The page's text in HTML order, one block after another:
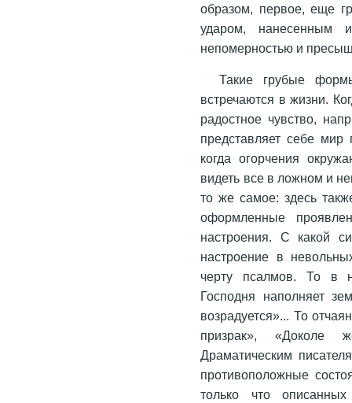
образом, первое, еще
ударом, нанесенным
непомерностью и
Такие грубые
встречаются в жизни.
радостное чувство,
представляет себе
когда огорчения
видеть все в ложном и
то же самое: здесь
оформленные
настроения. С какой
настроение в
черту псалмов. То в
Господня наполняет
возрадуется»... То
призрак», «Доколе
Драматическим
противоположные
только что